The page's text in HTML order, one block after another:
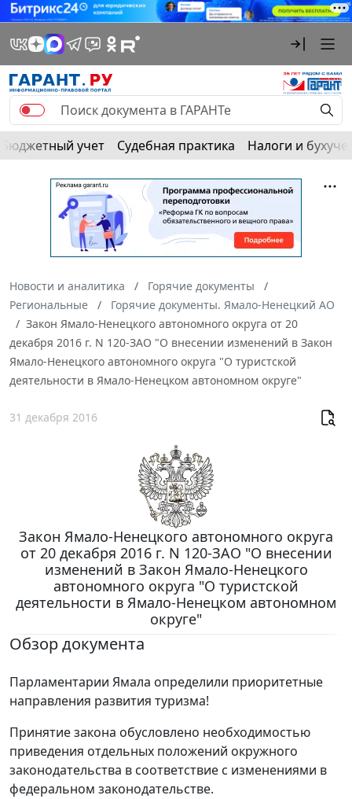
Бюджетный учет Судебная практика Налоги и
Новости и аналитика
Горячие документы
Региональные
Горячие документы. Ямало-Ненецкий АО
Закон Ямало-Ненецкого автономного округа от 20
декабря 2016 г. N 120-ЗАО "О внесении изменений в Закон
Ямало-Ненецкого автономного округа "О туристской
деятельности в Ямало-Ненецком автономном округе"
31 декабря 2016
Закон Ямало-Ненецкого автономного округа
от 20 декабря 2016 г. N 120-ЗАО "О внесении
изменений в Закон Ямало-Ненецкого
автономного округа "О туристской
деятельности в Ямало-Ненецком автономном
округе"
Обзор документа
Парламентарии Ямала определили приоритетные
направления развития туризма!
Принятие закона обусловлено необходимостью
приведения отдельных положений окружного
законодательства в соответствие с изменениями в
федеральном законодательстве.